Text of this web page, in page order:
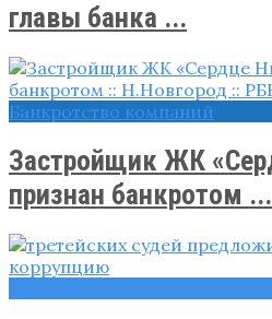
главы банка ...
Банкротство компаний
Застройщик ЖК
признан банкротом ...